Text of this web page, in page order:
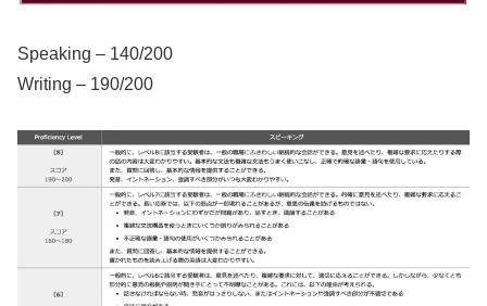
Speaking – 140/200
Writing – 190/200